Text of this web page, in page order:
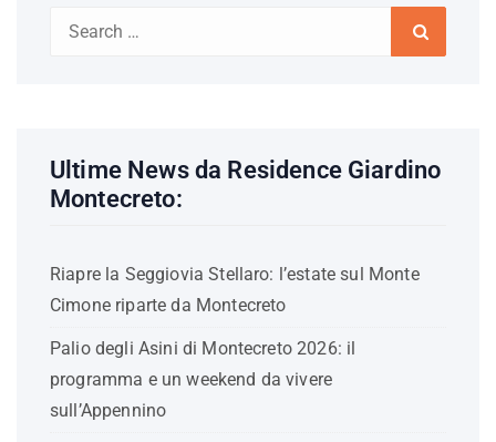
Search
Ultime News da Residence Giardino
Montecreto:
Riapre la Seggiovia Stellaro: l’estate sul Monte
Cimone riparte da Montecreto
Palio degli Asini di Montecreto 2026: il
programma e un weekend da vivere
sull’Appennino